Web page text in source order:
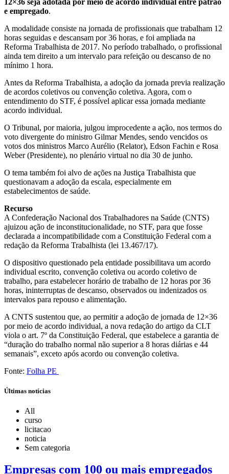
e empregado.
A modalidade consiste na jornada de profissionais que trabalham 12
horas seguidas e descansam por 36 horas, e foi ampliada na
Reforma Trabalhista de 2017. No período trabalhado, o profissional
ainda tem direito a um intervalo para refeição ou descanso de no
mínimo 1 hora.
Antes da Reforma Trabalhista, a adoção da jornada previa realização
de acordos coletivos ou convenção coletiva. Agora, com o
entendimento do STF, é possível aplicar essa jornada mediante
acordo individual.
O Tribunal, por maioria, julgou improcedente a ação, nos termos do
voto divergente do ministro Gilmar Mendes, sendo vencidos os
votos dos ministros Marco Aurélio (Relator), Edson Fachin e Rosa
Weber (Presidente), no plenário virtual no dia 30 de junho.
O tema também foi alvo de ações na Justiça Trabalhista que
questionavam a adoção da escala, especialmente em
estabelecimentos de saúde.
Recurso
A Confederação Nacional dos Trabalhadores na Saúde (CNTS)
ajuizou ação de inconstitucionalidade, no STF, para que fosse
declarada a incompatibilidade com a Constituição Federal com a
redação da Reforma Trabalhista (lei 13.467/17).
O dispositivo questionado pela entidade possibilitava um acordo
individual escrito, convenção coletiva ou acordo coletivo de
trabalho, para estabelecer horário de trabalho de 12 horas por 36
horas, ininterruptas de descanso, observados ou indenizados os
intervalos para repouso e alimentação.
A CNTS sustentou que, ao permitir a adoção de jornada de 12×36
por meio de acordo individual, a nova redação do artigo da CLT
viola o art. 7º da Constituição Federal, que estabelece a garantia de
“duração do trabalho normal não superior a 8 horas diárias e 44
semanais”, exceto após acordo ou convenção coletiva.
Fonte: Folha PE
Últimas notícias
All
curso
licitacao
noticia
Sem categoria
Empresas com 100 ou mais empregados